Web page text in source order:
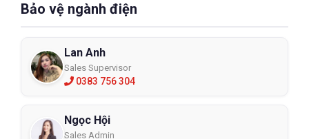
Bảo vệ ngành điện
Lan Anh
Sales Supervisor
0383 756 304
Ngọc Hội
Sales Admin